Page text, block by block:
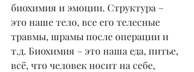
биохимия и эмоции. Структура –
это наше тело, все его телесные
травмы, шрамы после операции и
т.д. Биохимия – это наша еда, питье,
всё, что человек носит на себе,